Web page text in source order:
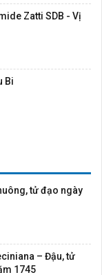
Zatti SDB - Vị
Bi
tử đạo ngày
– Đậu, tử
1745